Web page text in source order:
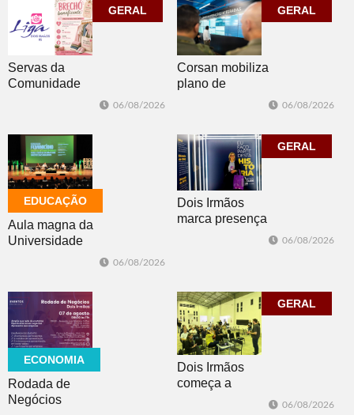
GERAL
Servas da
Comunidade
06/08/2026
GERAL
Corsan mobiliza
plano de
temporais no RS
06/08/2026
EDUCAÇÃO
Aula magna da
Universidade
acadêmica em
debate sobre o
feminicídio
06/08/2026
GERAL
Dois Irmãos
marca presença
06/08/2026
ECONOMIA
Rodada de
Negócios
GERAL
Dois Irmãos
começa a
06/08/2026